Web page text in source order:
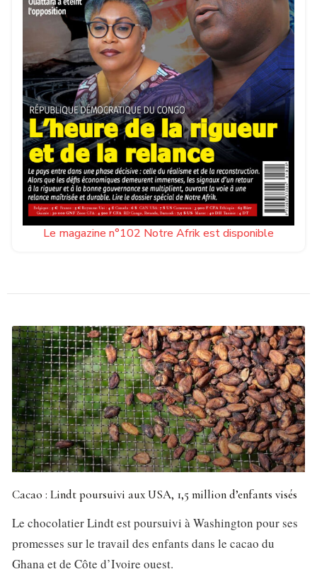
Le magazine n°102 Notre Afrik est disponible
Cacao : Lindt poursuivi aux USA, 1,5 million d’enfants visés
Le chocolatier Lindt est poursuivi à Washington pour ses
promesses sur le travail des enfants dans le cacao du
Ghana et de Côte d’Ivoire ouest.